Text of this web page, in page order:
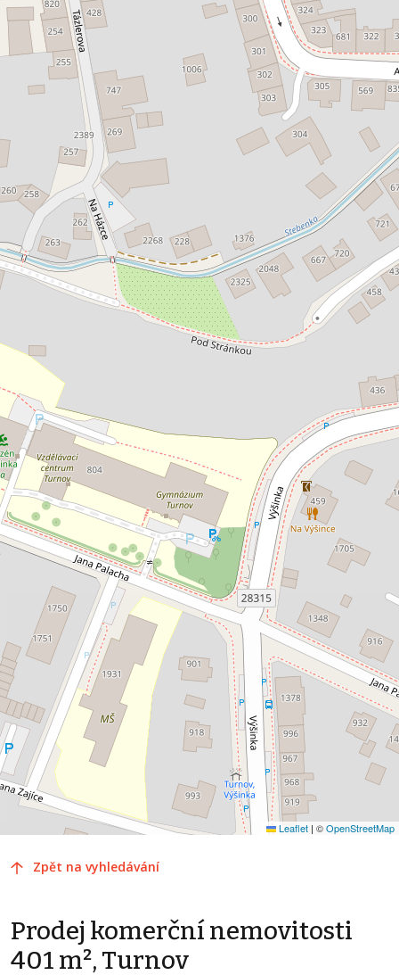
Leaflet | ©OpenStreetMap
Zpět na vyhledávání
Prodej komerční nemovitosti
401 m², Turnov